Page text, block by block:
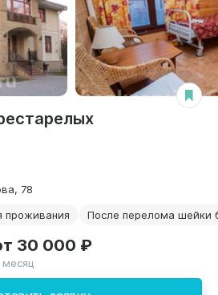
78
проживания После перелома шейки
30 000 ₽
месяц